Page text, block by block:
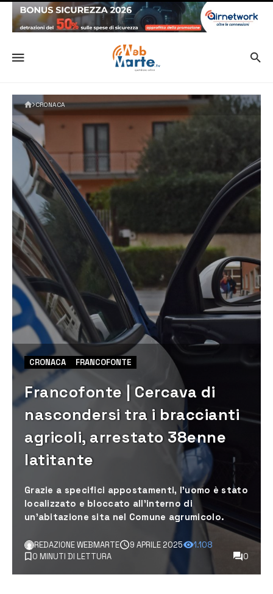
CRONACA
CRONACA FRANCOFONTE
Francofonte | Cercava di
nascondersi tra i braccianti
agricoli, arrestato 38enne
latitante
Grazie a specifici appostamenti, l’uomo è stato
localizzato e bloccato all’interno di
un’abitazione sita nel Comune agrumicolo.
REDAZIONE WEBMARTE 9 APRILE 2025
1.108
0 MINUTI DI LETTURA
0